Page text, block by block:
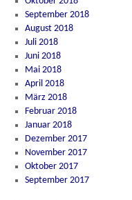
September 2018
August 2018
Juli 2018
Juni 2018
Mai 2018
April 2018
März 2018
Februar 2018
Januar 2018
Dezember 2017
November 2017
Oktober 2017
September 2017